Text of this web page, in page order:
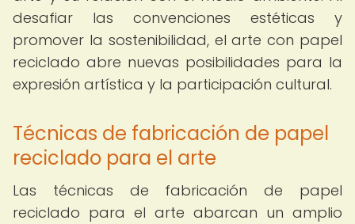
desafiar las convenciones estéticas y
promover la sostenibilidad, el arte con papel
reciclado abre nuevas posibilidades para la
expresión artística y la participación cultural.
Técnicas de fabricación de papel
reciclado para el arte
Las técnicas de fabricación de papel
reciclado para el arte abarcan un amplio